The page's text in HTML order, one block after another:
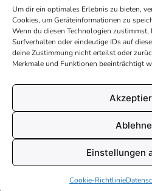
Um dir ein optimales Erlebnis zu bieten,
Cookies, um Geräteinformationen zu
Wenn du diesen Technologien
Surfverhalten oder eindeutige IDs auf
deine Zustimmung nicht erteilst oder
Merkmale und Funktionen beeinträchtigt
Einstellungen
Cookie-Richtlinie
Über
Kontakt
Recht &
AGB
Cookies
© 2026 Malvorlagen24.de - Alle
♥
in